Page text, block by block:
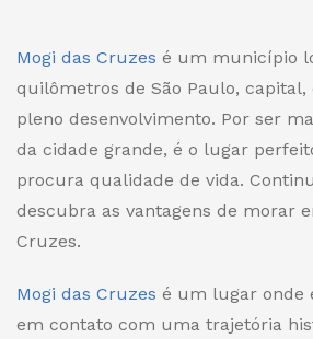
Mogi das Cruzes é um município
quilômetros de São Paulo, capital,
pleno desenvolvimento. Por ser
da cidade grande, é o lugar
procura qualidade de vida.
descubra as vantagens de morar
Cruzes.
Mogi das Cruzes é um lugar onde
em contato com uma trajetória